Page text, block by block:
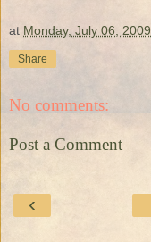
at Monday, July 06, 2009
Share
No comments:
Post a Comment
‹